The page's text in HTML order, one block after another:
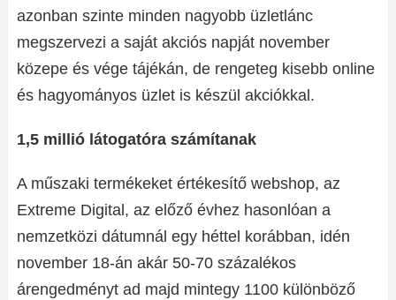
azonban szinte minden nagyobb üzletlánc
megszervezi a saját akciós napját november
közepe és vége tájékán, de rengeteg kisebb online
és hagyományos üzlet is készül akciókkal.
1,5 millió látogatóra számítanak
A műszaki termékeket értékesítő webshop, az
Extreme Digital, az előző évhez hasonlóan a
nemzetközi dátumnál egy héttel korábban, idén
november 18-án akár 50-70 százalékos
árengedményt ad majd mintegy 1100 különböző